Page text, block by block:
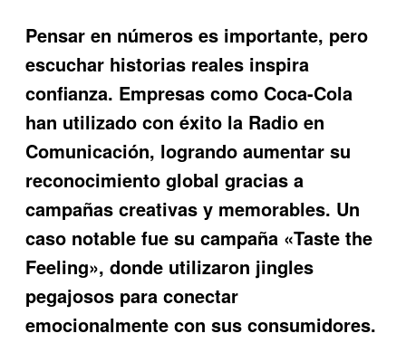
Pensar en números es importante, pero
escuchar historias reales inspira
confianza. Empresas como Coca-Cola
han utilizado con éxito la Radio en
Comunicación, logrando aumentar su
reconocimiento global gracias a
campañas creativas y memorables. Un
caso notable fue su campaña «Taste the
Feeling», donde utilizaron jingles
pegajosos para conectar
emocionalmente con sus consumidores.